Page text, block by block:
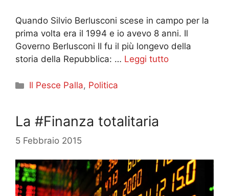
Quando Silvio Berlusconi scese in campo per la
prima volta era il 1994 e io avevo 8 anni. Il
Governo Berlusconi II fu il più longevo della
storia della Repubblica: … Leggi tutto
Categorie
Il Pesce Palla, Politica
La #Finanza totalitaria
5 Febbraio 2015